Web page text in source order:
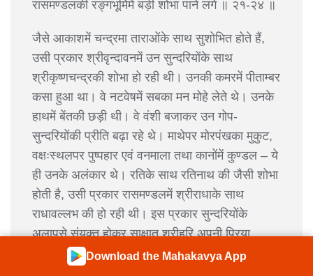
रासमण्डलकी रङ्गभूमिमें बड़ी शोभा पाने लगे ॥ २१-२४ ॥
जैसे आकाशमें चन्द्रमा ताराओंके साथ सुशोभित होते हैं,
उसी प्रकार श्रीवृन्दावनमें उन सुन्दरियोंके साथ
श्रीकृष्णचन्द्रकी शोभा हो रही थी। उनकी कमरमें पीताम्बर
कसा हुआ था। वे नटवेषमें सबका मन मोहे लेते थे। उनके
हाथमें बेंतकी छड़ी थी। वे वंशी बजाकर उन गोप-
सुन्दरियोंकी प्रीति बढ़ा रहे थे। माथेपर मोरपंखका मुकुट,
वक्षःस्थलपर पुष्पहार एवं वनमाला तथा कानोंमें कुण्डल – ये
ही उनके अलंकार थे। रतिके साथ रतिनाथ की जैसी शोभा
होती है, उसी प्रकार रासमण्डलमें श्रीराधाके साथ
राधावल्लभ की हो रही थी। इस प्रकार सुन्दरियोंके
अलापसे संयुक्त होकर साक्षात् श्रीहरि अपनी प्रिया
राधाके साथ यमुनाके पुण्य-पुलिनपर आये। उन्होंने अपनी
Download the Mahakavya App